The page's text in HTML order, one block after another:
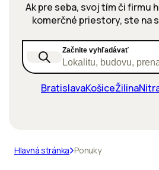
Ak pre seba, svoj tím či firmu
komerčné priestory, ste na
Začnite vyhľadávať
Lokalitu, budovu,
BratislavaKošiceŽilina
Hlavná stránka Ponuky